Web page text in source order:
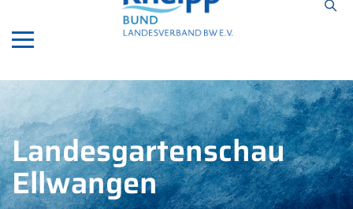
ApotheekEindhoven.com
Landesgartenschau
Ellwangen